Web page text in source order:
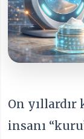
On
insanı